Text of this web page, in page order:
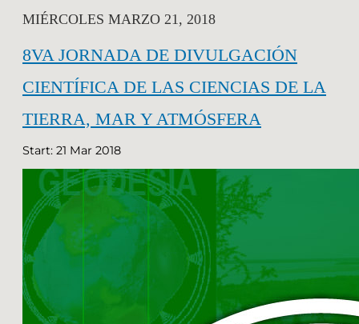
MIÉRCOLES MARZO 21, 2018
8VA JORNADA DE DIVULGACIÓN
CIENTÍFICA DE LAS CIENCIAS DE LA
TIERRA, MAR Y ATMÓSFERA
Start: 21 Mar 2018